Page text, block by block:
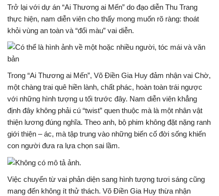
Trở lại với dự án “Ai Thương ai Mến” do đạo diễn Thu Trang
thực hiện, nam diễn viên cho thấy mong muốn rõ ràng: thoát
khỏi vùng an toàn và “đổi màu” vai diễn.
Trong “Ai Thương ai Mến”, Võ Điền Gia Huy đảm nhận vai Chờ,
một chàng trai quê hiền lành, chất phác, hoàn toàn trái ngược
với những hình tượng u tối trước đây. Nam diễn viên khẳng
định đây không phải cú “twist” quen thuộc mà là một nhân vật
thiện lương đúng nghĩa. Theo anh, bộ phim không đặt nặng ranh
giới thiện – ác, mà tập trung vào những biến cố đời sống khiến
con người đưa ra lựa chọn sai lầm.
Việc chuyển từ vai phản diện sang hình tượng tươi sáng cũng
mang đến không ít thử thách. Võ Điền Gia Huy thừa nhận